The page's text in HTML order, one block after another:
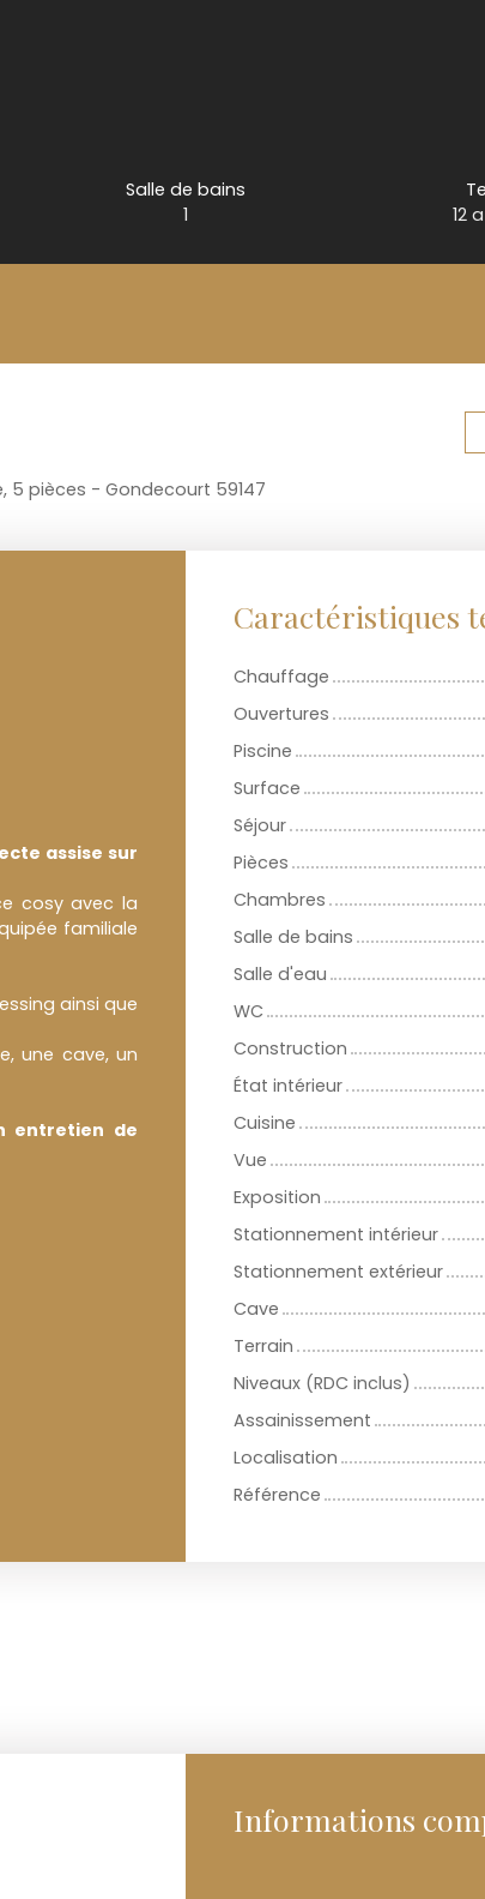
Salle de bains
1
12
5 pièces - Gondecourt 59147
assise sur
cosy avec la
familiale
ainsi que
une cave, un
entretien de
Caractéristiques
Chauffage
Ouvertures
Piscine
Surface
Séjour
Pièces
Chambres
Salle de bains
Salle d'eau
WC
Construction
État intérieur
Cuisine
Vue
Exposition
Stationnement intérieur
Stationnement extérieur
Cave
Terrain
Niveaux (RDC inclus)
Assainissement
Localisation
Référence
Informations